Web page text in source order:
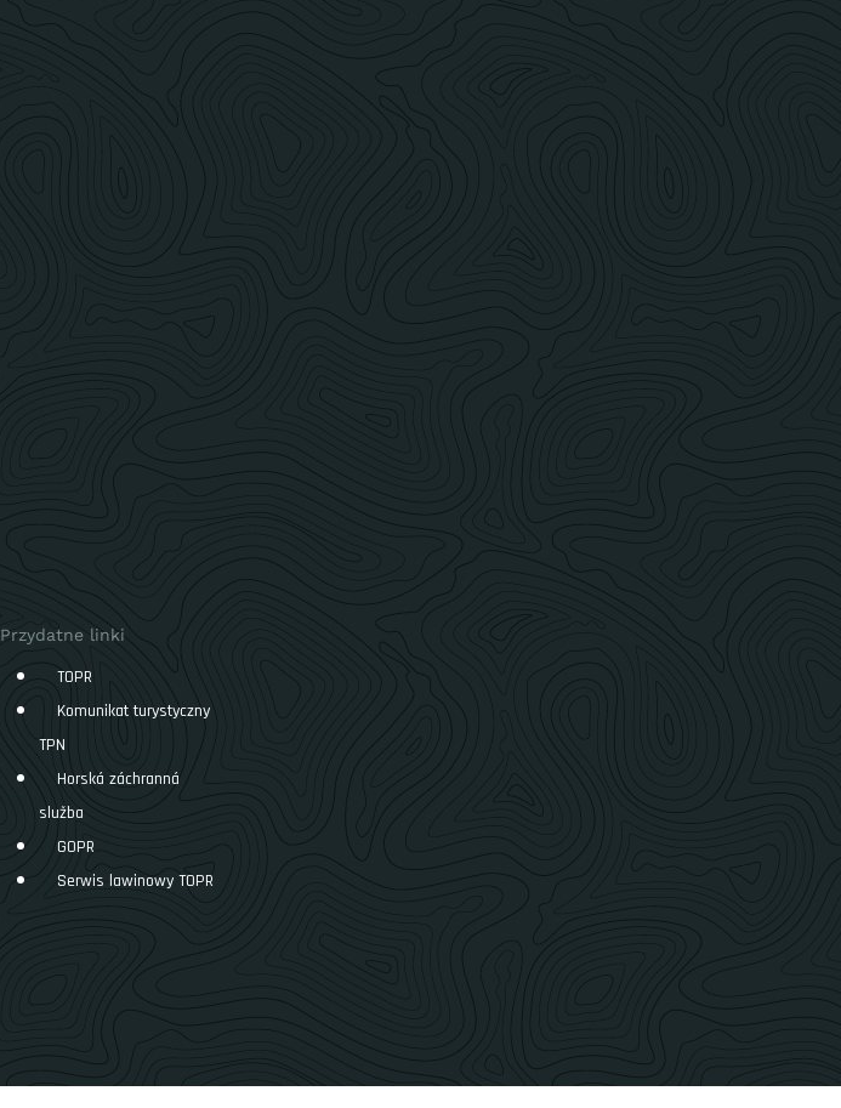
Przydatne linki
TOPR
Komunikat turystyczny
TPN
Horská záchranná
služba
GOPR
Serwis lawinowy TOPR